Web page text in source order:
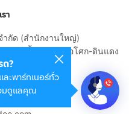
ถ?
ะพาร์ทเนอร์ทั่ว
มดูแลคุณ
า
ำกัด (สำนักงานใหญ่)
เตอร์ ชั้น 22 ถนนอโศก-ดินแดง
ตดินแดง
คร 10400